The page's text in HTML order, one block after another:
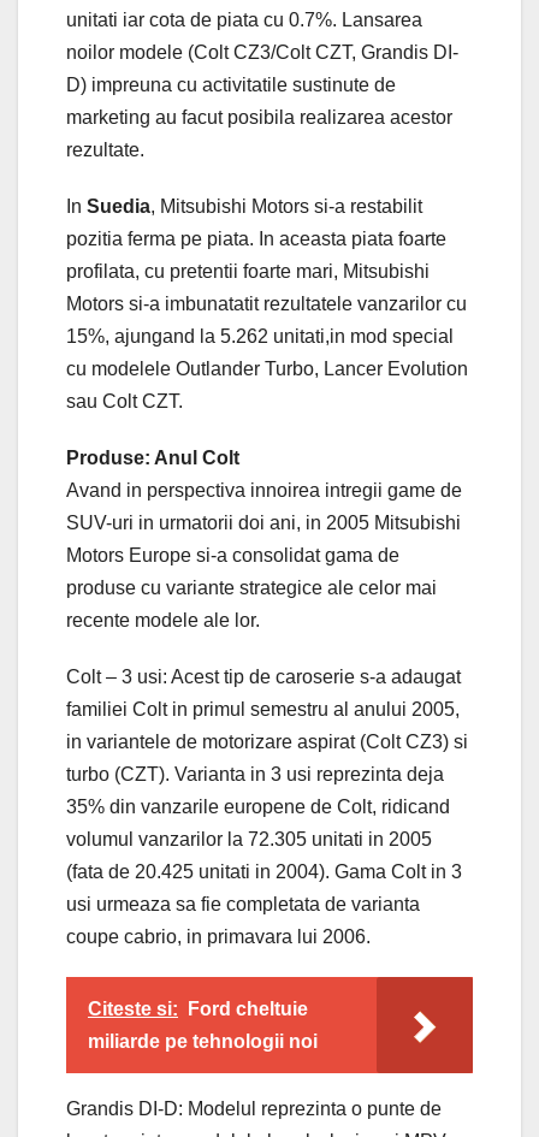
unitati iar cota de piata cu 0.7%. Lansarea
noilor modele (Colt CZ3/Colt CZT, Grandis DI-
D) impreuna cu activitatile sustinute de
marketing au facut posibila realizarea acestor
rezultate.
In Suedia, Mitsubishi Motors si-a restabilit
pozitia ferma pe piata. In aceasta piata foarte
profilata, cu pretentii foarte mari, Mitsubishi
Motors si-a imbunatatit rezultatele vanzarilor cu
15%, ajungand la 5.262 unitati,in mod special
cu modelele Outlander Turbo, Lancer Evolution
sau Colt CZT.
Produse: Anul Colt
Avand in perspectiva innoirea intregii game de
SUV-uri in urmatorii doi ani, in 2005 Mitsubishi
Motors Europe si-a consolidat gama de
produse cu variante strategice ale celor mai
recente modele ale lor.
Colt – 3 usi: Acest tip de caroserie s-a adaugat
familiei Colt in primul semestru al anului 2005,
in variantele de motorizare aspirat (Colt CZ3) si
turbo (CZT). Varianta in 3 usi reprezinta deja
35% din vanzarile europene de Colt, ridicand
volumul vanzarilor la 72.305 unitati in 2005
(fata de 20.425 unitati in 2004). Gama Colt in 3
usi urmeaza sa fie completata de varianta
coupe cabrio, in primavara lui 2006.
Citeste si:
Ford cheltuie
miliarde pe tehnologii noi
Grandis DI-D: Modelul reprezinta o punte de